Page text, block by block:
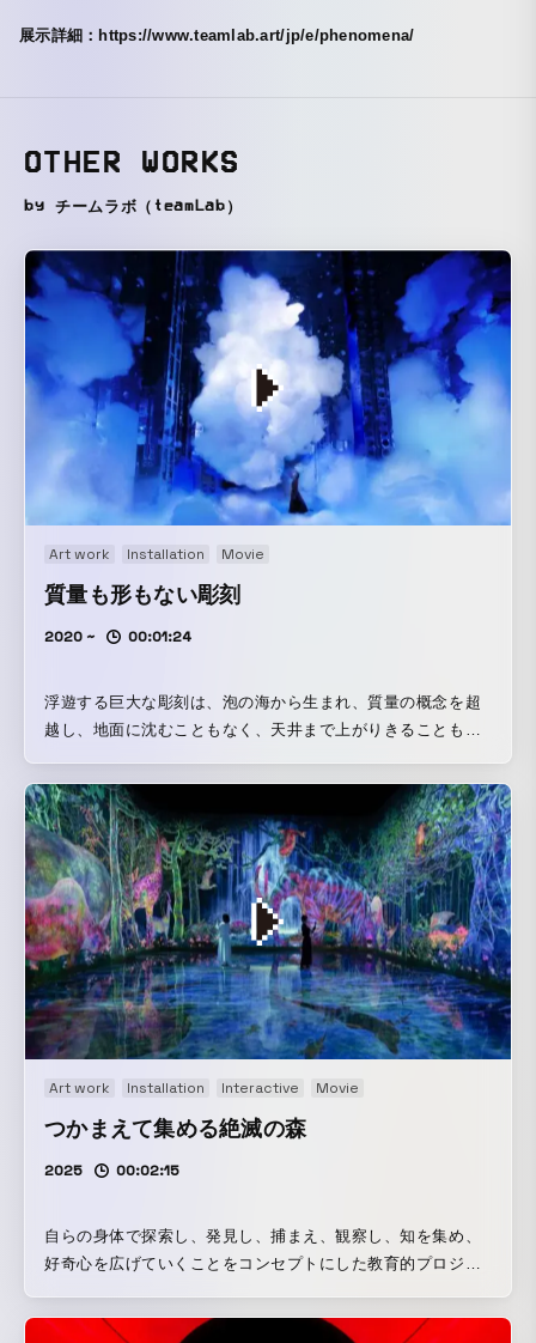
展示詳細：https://www.teamlab.art/jp/e/phenomena/
OTHER WORKS
by チームラボ（teamLab）
Art work Installation Movie
質量も形もない彫刻
2020 ~ 00:01:24
浮遊する巨大な彫刻は、泡の海から生まれ、質量の概念を超
越し、地面に沈むこともなく、天井まで上がりきることもな
曖昧で、千切れて小さくなったり、くっついて大きくなった
りする。人がこの彫刻に身体ごと入り込んでも存在は維持さ
れ、人々によって壊されても、自ら修復する。しかし、塊
は、自ら修復できる範囲を超えて破壊された時、修復が追い
つかず崩れていく。そして、人々が押したり、横にのけよう
としても、この彫刻を動かすことができないし、人々が風を
あおげば、彫刻は散り散りになってしまう。人間の物理的な
行為では、この彫刻を動かすことすらできない。 石ころや、
これまで人間がつくってきたものは、物体であり、物体はそ
れ自体で安定的な構造をもつ。石ころは、外界から遮断され
密封された箱に入れても存在し続ける。 一方、海に生まれる
渦は、閉じた箱に移すと一瞬で消えてしまう。つまり、渦
は、それ自体で安定した自らの構造を保っていない。渦は、
環境が生む流れの中にある存在であり、渦の外部から内部
へ、そして内部から外部へと流れ続ける水によってつくられ
続け、流れと共に変化する。そして、その存在の輪郭は曖昧
で、渦も渦の外側も水でできており、その物質的な違いは一
ギーの秩序による存在を「Higher-Order Sculpture」と呼ぼ
Art work Installation Interactive Movie
つかまえて集める絶滅の森
2025 00:02:15
自らの身体で探索し、発見し、捕まえ、観察し、知を集め、
好奇心を広げていくことをコンセプトにした教育的プロジェ
づいたり、触ったりすると、逃げたり、振り向いたりする。